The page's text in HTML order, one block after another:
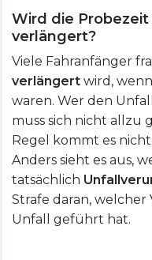
Wird die Probezeit
verlängert?
Viele Fahranfänger
verlängert wird,
waren. Wer den
muss sich nicht allzu
Regel kommt es
Anders sieht es aus,
tatsächlich
Strafe daran,
Unfall geführt hat.